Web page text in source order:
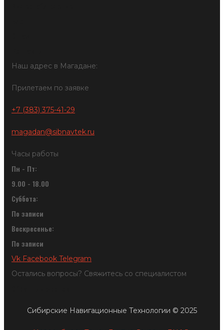
Наш адрес в Магадане:
Прилетаем по заявке
+7 (383) 375-41-29
magadan@sibnavtek.ru
Часы работы
Пн - Пт:
9.00 - 18.00
Суббота:
По записи
Воскресенье:
По записи
Vk Facebook Telegram
Остались вопросы? Свяжитесь со специалистом
Сибирские Навигационные Технологии © 2025